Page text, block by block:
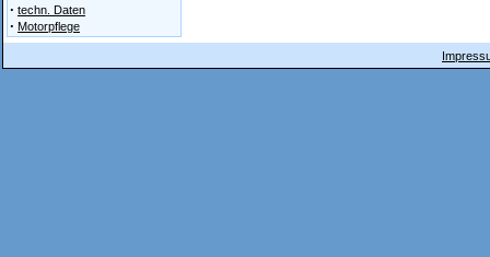
· techn. Daten
· Motorpflege